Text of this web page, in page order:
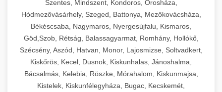
Szentes, Mindszent, Kondoros, Orosháza,
Hódmezővásárhely, Szeged, Battonya, Mezőkovácsháza,
Békéscsaba, Nagymaros, Nyergesújfalu, Kismaros,
Göd,Szob, Rétság, Balassagyarmat, Romhány, Hollókő,
Szécsény, Aszód, Hatvan, Monor, Lajosmizse, Soltvadkert,
Kiskőrös, Kecel, Dusnok, Kiskunhalas, Jánoshalma,
Bácsalmás, Kelebia, Röszke, Mórahalom, Kiskunmajsa,
Kistelek, Kiskunfélegyháza, Bugac, Kecskemét,